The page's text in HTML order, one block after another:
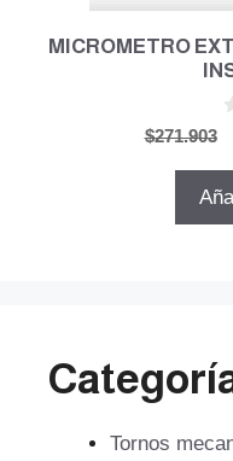
MICROMETRO
$271.903
Tornos